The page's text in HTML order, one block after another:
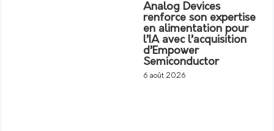
Analog Devices
renforce son expertise
en alimentation pour
l’IA avec l’acquisition
d’Empower
Semiconductor
6 août 2026